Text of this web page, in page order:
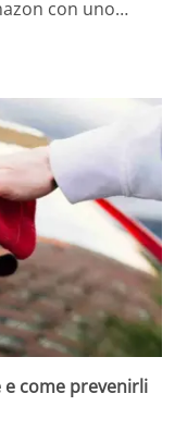
con uno…
e come prevenirli